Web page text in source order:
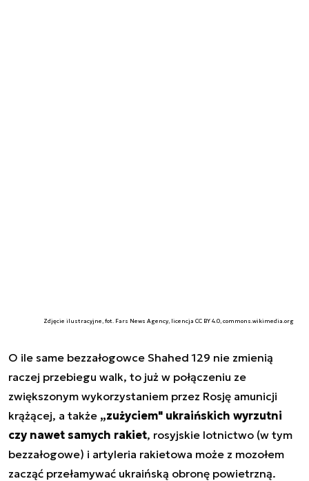
Zdjęcie ilustracyjne, fot. Fars News Agency, licencja CC BY 4.0, commons.wikimedia.org
O ile same bezzałogowce Shahed 129 nie zmienią
raczej przebiegu walk, to już w połączeniu ze
zwiększonym wykorzystaniem przez Rosję amunicji
krążącej, a także „zużyciem" ukraińskich wyrzutni
czy nawet samych rakiet, rosyjskie lotnictwo (w tym
bezzałogowe) i artyleria rakietowa może z mozołem
zacząć przełamywać ukraińską obronę powietrzną.